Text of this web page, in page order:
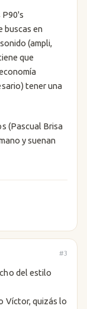
P90's
buscas en
(ampli,
que
tener una
(Pascual Brisa
y suenan
#3
del estilo
Víctor, quizás lo